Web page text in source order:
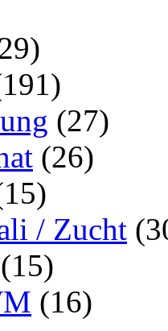
(27)
(26)
/ Zucht
(15)
(16)